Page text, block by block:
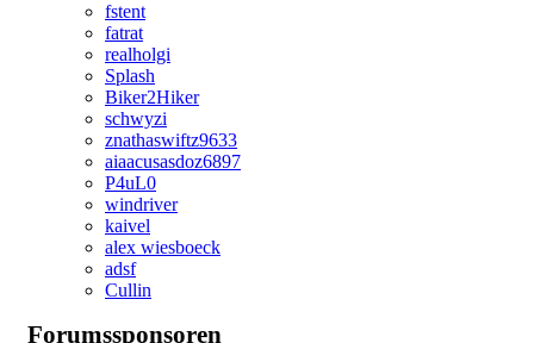
fstent
fatrat
realholgi
Splash
Biker2Hiker
schwyzi
znathaswiftz9633
aiaacusasdoz6897
P4uL0
windriver
kaivel
alex wiesboeck
adsf
Cullin
Forumssponsoren